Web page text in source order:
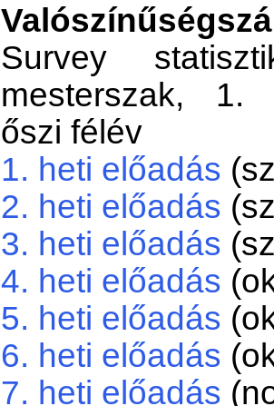
Survey
mesterszak, 1.
őszi félév
1. heti előadás
2. heti előadás
3. heti előadás
4. heti előadás
5. heti előadás
6. heti előadás
7. heti előadás